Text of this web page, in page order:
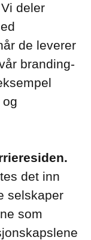
Vi deler
de leverer
branding-
det inn
selskaper
som